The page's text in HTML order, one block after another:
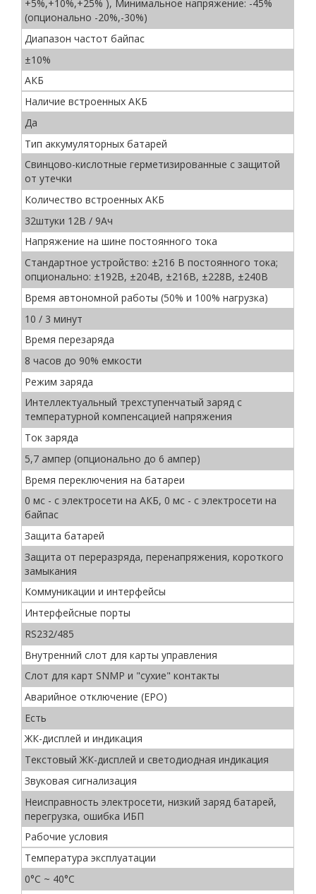
+5%,+10%,+25% ), Минимальное напряжение: -45%
(опционально -20%,-30%)
Диапазон частот байпас
±10%
АКБ
Наличие встроенных АКБ
Да
Тип аккумуляторных батарей
Свинцово-кислотные герметизированные с защитой
от утечки
Количество встроенных АКБ
32штуки 12В / 9Ач
Напряжение на шине постоянного тока
Стандартное устройство: ±216 В постоянного тока;
опционально: ±192В, ±204В, ±216В, ±228В, ±240В
Время автономной работы (50% и 100% нагрузка)
10 / 3 минут
Время перезаряда
8 часов до 90% емкости
Режим заряда
Интеллектуальный трехступенчатый заряд с
температурной компенсацией напряжения
Ток заряда
5,7 ампер (опционально до 6 ампер)
Время переключения на батареи
0 мс - с электросети на АКБ, 0 мс - с электросети на
байпас
Защита батарей
Защита от переразряда, перенапряжения, короткого
замыкания
Коммуникации и интерфейсы
Интерфейсные порты
RS232/485
Внутренний слот для карты управления
Cлот для карт SNMP и "сухие" контакты
Аварийное отключение (EPO)
Есть
ЖК-дисплей и индикация
Текстовый ЖК-дисплей и светодиодная индикация
Звуковая сигнализация
Неисправность электросети, низкий заряд батарей,
перегрузка, ошибка ИБП
Рабочие условия
Температура эксплуатации
0°C ~ 40°C